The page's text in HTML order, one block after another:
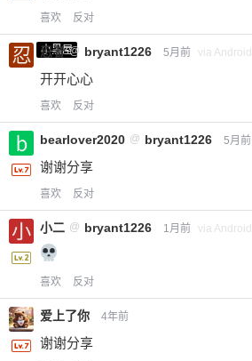
喜欢 反对
小黑屋
忍者 @ bryant1226 5月前 via Android
开开心心
喜欢 反对
bearlover2020 @ bryant1226 5月前
谢谢分享
喜欢 反对
小二 @ bryant1226 1月前 via Android
喜欢 反对
爱上了你 4年前
谢谢分享